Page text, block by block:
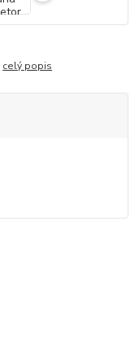
celý popis